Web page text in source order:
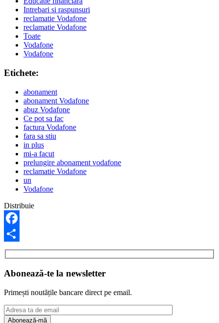
Intrebari si raspunsuri
reclamatie Vodafone
reclamatie Vodafone
Toate
Vodafone
Vodafone
Etichete:
abonament
abonament Vodafone
abuz Vodafone
Ce pot sa fac
factura Vodafone
fara sa stiu
in plus
mi-a facut
prelungire abonament vodafone
reclamatie Vodafone
un
Vodafone
Distribuie
Facebook
Share
Abonează-te la newsletter
Primești noutățile bancare direct pe email.